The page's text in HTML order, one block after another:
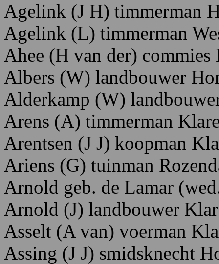
Agelink (J H) timmerman
Agelink (L) timmerman W
Ahee (H van der) commies
Albers (W) landbouwer H
Alderkamp (W)
Arens (A) timmerman K
Arentsen (J J) koopman
Ariens (G) tuinman R
Arnold geb. de Lamar
Arnold (J) landbouwer K
Asselt (A van) voerman K
Assing (J J) smidsknecht H